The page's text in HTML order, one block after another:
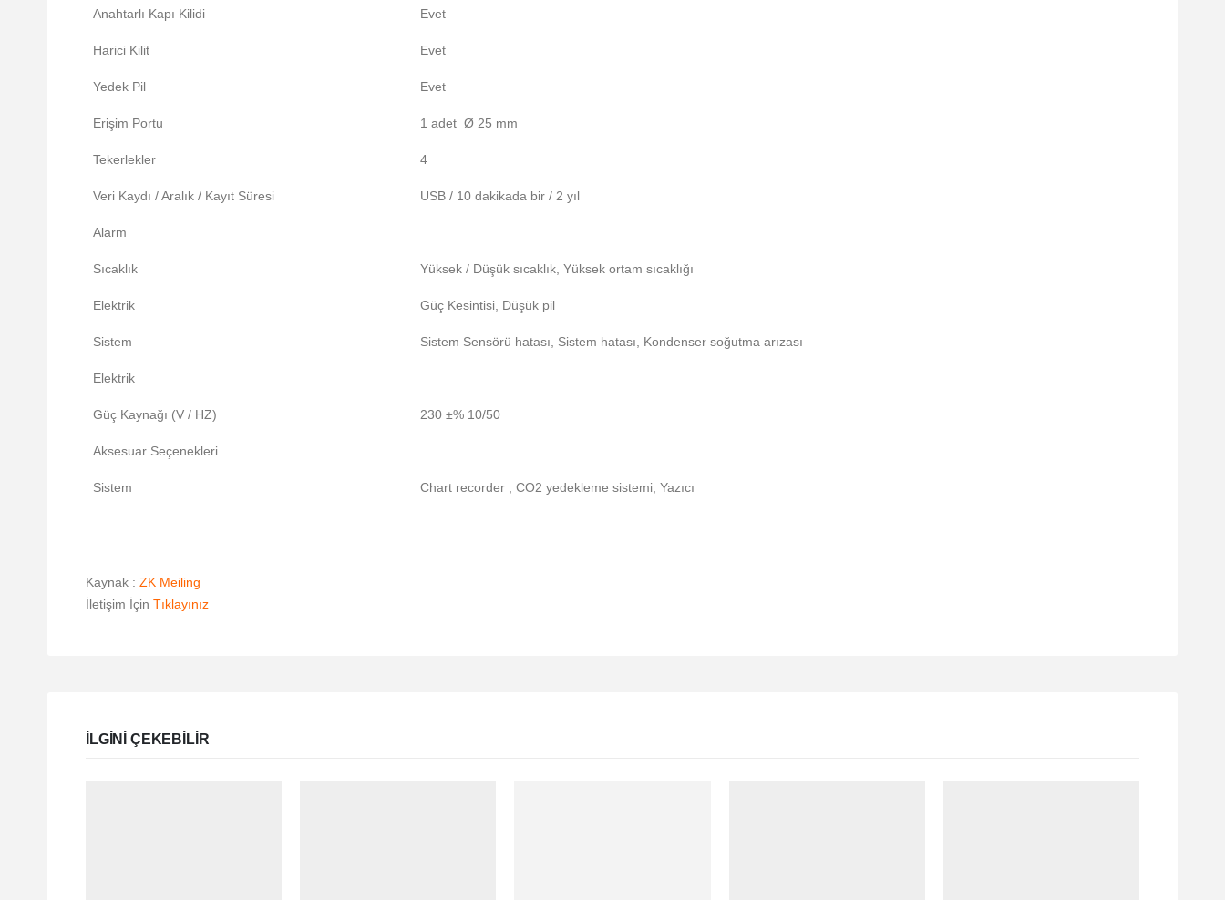
Anahtarlı Kapı Kilidi Evet
Harici Kilit Evet
Yedek Pil Evet
Erişim Portu 1 adet Ø 25 mm
Tekerlekler 4
Veri Kaydı / Aralık / Kayıt Süresi USB / 10 dakikada bir / 2 yıl
Alarm
Sıcaklık Yüksek / Düşük sıcaklık, Yüksek ortam sıcaklığı
Elektrik Güç Kesintisi, Düşük pil
Sistem Sistem Sensörü hatası, Sistem hatası, Kondenser soğutma arızası
Elektrik
Güç Kaynağı (V / HZ) 230 ±% 10/50
Aksesuar Seçenekleri
Sistem Chart recorder , CO2 yedekleme sistemi, Yazıcı
Kaynak : ZK Meiling
İletişim İçin Tıklayınız
ILGINI ÇEKEBILIR